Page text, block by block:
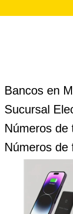
Bancos en
Sucursal
Números de
Números de